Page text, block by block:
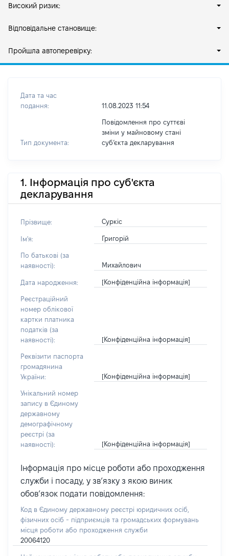
Високий ризик:
Відповідальне становище:
Пройшла автоперевірку:
Дата та час
подання:
11.08.2023 11:54
Тип документа:
Повідомлення про суттєві
зміни у майновому стані
субʼєкта декларування
1. Інформація про суб'єкта
декларування
Прізвище: Суркіс
Ім'я: Григорій
По батькові (за
наявності):
Михайлович
Дата народження: [Конфіденційна інформація]
Реєстраційний
номер облікової
картки платника
податків (за
наявності):
[Конфіденційна інформація]
Реквізити паспорта
громадянина
України:
[Конфіденційна інформація]
Унікальний номер
запису в Єдиному
державному
демографічному
реєстрі (за
наявності):
[Конфіденційна інформація]
Інформація про місце роботи або проходження
служби і посаду, у зв’язку з якою виник
обов’язок подати повідомлення:
Код в Єдиному державному реєстрі юридичних осіб,
фізичних осіб - підприємців та громадських формувань
місця роботи або проходження служби
20064120